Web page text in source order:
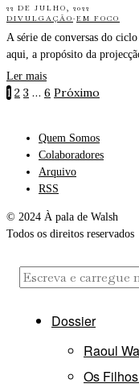
22 DE JULHO, 2022
DIVULGAÇÃO·EM FOCO
A série de conversas do
aqui, a propósito da
Ler mais
1 2 3 … 6 Próximo
Quem Somos
Colaboradores
Arquivo
RSS
© 2024 À pala de Walsh
Todos os direitos reservados
Dossier
Raoul
Os